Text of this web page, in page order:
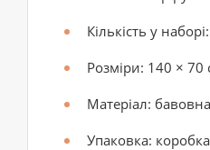
Кількість у
Розміри: 140 × 70
Матеріал: бавовна
Упаковка: коробка